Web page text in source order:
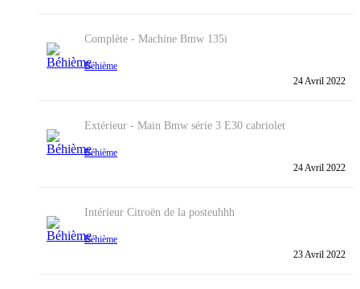
Complète - Machine Bmw 135i
Béhième
24 Avril 2022
Extérieur - Main Bmw série 3 E30 cabriolet
Béhième
24 Avril 2022
Intérieur Citroën de la posteuhhh
Béhième
23 Avril 2022